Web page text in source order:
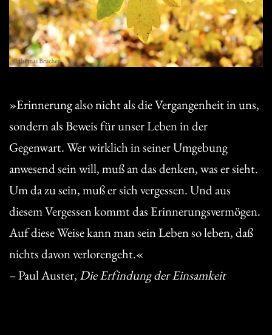
»Erinnerung also nicht als die Vergangenheit in uns,
sondern als Beweis für unser Leben in der
Gegenwart. Wer wirklich in seiner Umgebung
anwesend sein will, muß an das denken, was er sieht.
Um da zu sein, muß er sich vergessen. Und aus
diesem Vergessen kommt das Erinnerungsvermögen.
Auf diese Weise kann man sein Leben so leben, daß
nichts davon verlorengeht.«
– Paul Auster,Die Erfindung der Einsamkeit